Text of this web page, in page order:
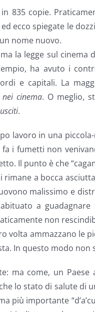
in 835 copie.
ecco spiegate le
nome nuovo.
la legge sul cinema
ha avuto i
e capitali. La
cinema. O meglio,
.
lavoro in una
i fumetti non
Il punto è che
rimane a bocca
malissimo e
a
non
volta ammazzano le
In questo modo
ma come, un
lo stato di salute di
più importante